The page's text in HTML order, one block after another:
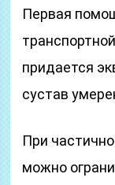
Первая
придается
сустав
При
можно